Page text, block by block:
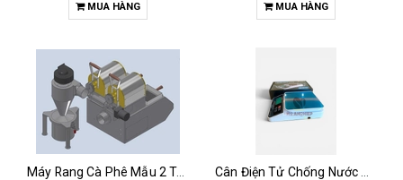
MUA HÀNG MUA HÀNG
Máy Rang Cà Phê Mẫu 2 Trống Rang (500+500gr)